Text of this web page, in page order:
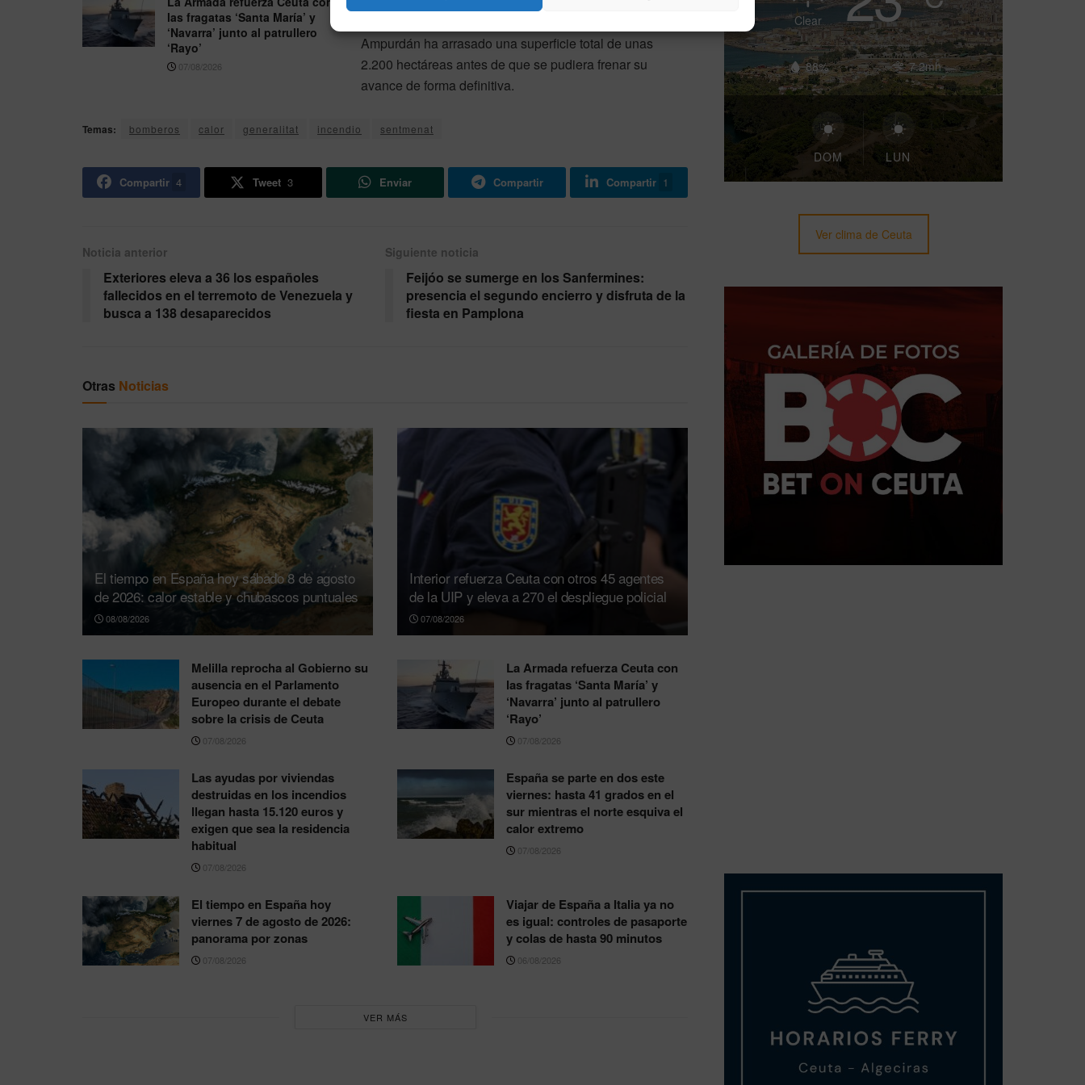
las fragatas ‘Santa María’ y
‘Navarra’ junto al patrullero
‘Rayo’
07/08/2026
Ampurdán ha arrasado una superficie total de unas
2.200 hectáreas antes de que se pudiera frenar su
avance de forma definitiva.
Temas: bomberos calor generalitat incendio sentmenat
Compartir 4 Tweet 3 Enviar Compartir Compartir 1
Noticia anterior
Exteriores eleva a 36 los españoles
fallecidos en el terremoto de Venezuela y
busca a 138 desaparecidos
Siguiente noticia
Feijóo se sumerge en los Sanfermines:
presencia el segundo encierro y disfruta de la
fiesta en Pamplona
Otras Noticias
El tiempo en España hoy sábado 8 de agosto
de 2026: calor estable y chubascos puntuales
08/08/2026
Interior refuerza Ceuta con otros 45 agentes
de la UIP y eleva a 270 el despliegue policial
07/08/2026
Melilla reprocha al Gobierno su
ausencia en el Parlamento
Europeo durante el debate
sobre la crisis de Ceuta
07/08/2026
La Armada refuerza Ceuta con
las fragatas ‘Santa María’ y
‘Navarra’ junto al patrullero
‘Rayo’
07/08/2026
Las ayudas por viviendas
destruidas en los incendios
llegan hasta 15.120 euros y
exigen que sea la residencia
habitual
07/08/2026
España se parte en dos este
viernes: hasta 41 grados en el
sur mientras el norte esquiva el
calor extremo
07/08/2026
El tiempo en España hoy
viernes 7 de agosto de 2026:
panorama por zonas
07/08/2026
Viajar de España a Italia ya no
es igual: controles de pasaporte
y colas de hasta 90 minutos
06/08/2026
VER MÁS
Clear
88% 7.2mh
DOM LUN
Ver clima de Ceuta